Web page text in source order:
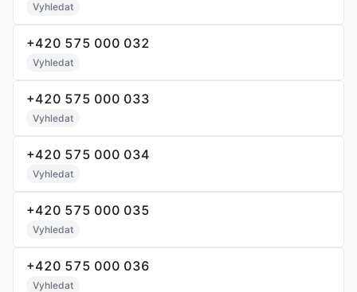
Vyhledat
+420 575 000 032
Vyhledat
+420 575 000 033
Vyhledat
+420 575 000 034
Vyhledat
+420 575 000 035
Vyhledat
+420 575 000 036
Vyhledat